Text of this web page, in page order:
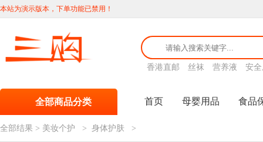
本站为演示版本，下单功能已禁用！
香港直邮 丝袜 营养液 安
全部商品分类 首页 母婴用品 食品
全部结果 > 美妆个护 > 身体护肤 >